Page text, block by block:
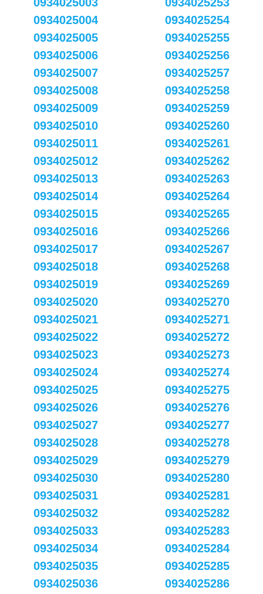
0934025004
0934025005
0934025006
0934025007
0934025008
0934025009
0934025010
0934025011
0934025012
0934025013
0934025014
0934025015
0934025016
0934025017
0934025018
0934025019
0934025020
0934025021
0934025022
0934025023
0934025024
0934025025
0934025026
0934025027
0934025028
0934025029
0934025030
0934025031
0934025032
0934025033
0934025034
0934025035
0934025036
0934025254
0934025255
0934025256
0934025257
0934025258
0934025259
0934025260
0934025261
0934025262
0934025263
0934025264
0934025265
0934025266
0934025267
0934025268
0934025269
0934025270
0934025271
0934025272
0934025273
0934025274
0934025275
0934025276
0934025277
0934025278
0934025279
0934025280
0934025281
0934025282
0934025283
0934025284
0934025285
0934025286